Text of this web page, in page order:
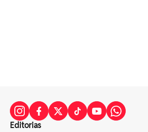
Editorias